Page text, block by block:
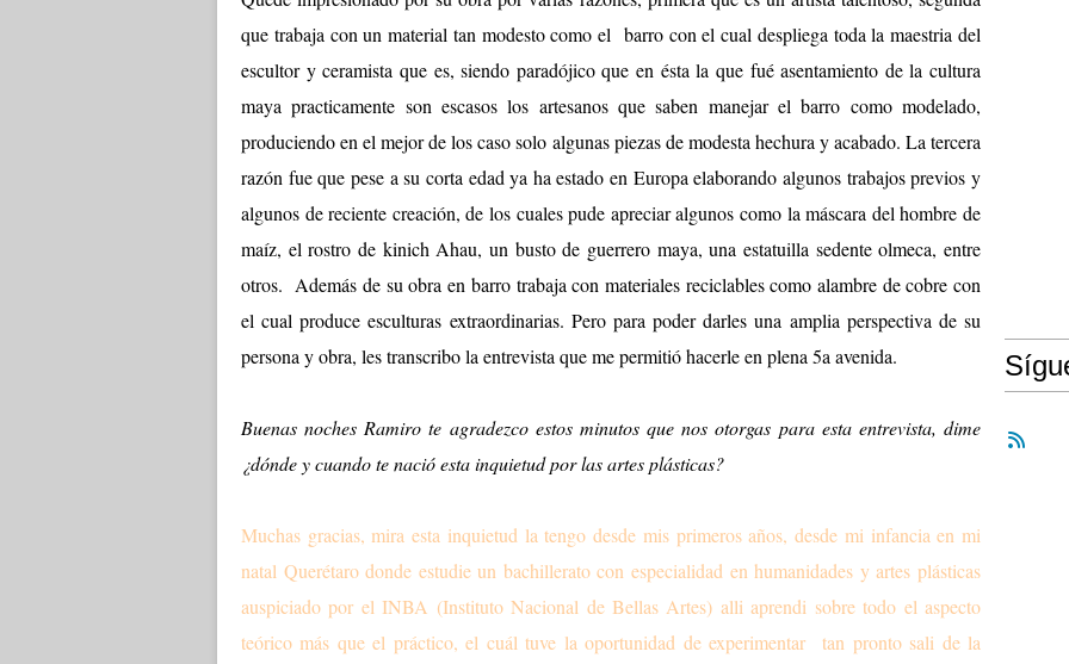
que trabaja con un material tan modesto como el barro con el cual despliega toda la maestria del
escultor y ceramista que es, siendo paradójico que en ésta la que fué asentamiento de la cultura
maya practicamente son escasos los artesanos que saben manejar el barro como modelado,
produciendo en el mejor de los caso solo algunas piezas de modesta hechura y acabado. La tercera
razón fue que pese a su corta edad ya ha estado en Europa elaborando algunos trabajos previos y
algunos de reciente creación, de los cuales pude apreciar algunos como la máscara del hombre de
maíz, el rostro de kinich Ahau, un busto de guerrero maya, una estatuilla sedente olmeca, entre
otros. Además de su obra en barro trabaja con materiales reciclables como alambre de cobre con
el cual produce esculturas extraordinarias. Pero para poder darles una amplia perspectiva de su
persona y obra, les transcribo la entrevista que me permitió hacerle en plena 5a avenida.
Buenas noches Ramiro te agradezco estos minutos que nos otorgas para esta entrevista, dime
¿dónde y cuando te nació esta inquietud por las artes plásticas?
Muchas gracias, mira esta inquietud la tengo desde mis primeros años, desde mi infancia en mi
natal Querétaro donde estudie un bachillerato con especialidad en humanidades y artes plásticas
auspiciado por el INBA (Instituto Nacional de Bellas Artes) alli aprendi sobre todo el aspecto
teórico más que el práctico, el cuál tuve la oportunidad de experimentar tan pronto sali de la